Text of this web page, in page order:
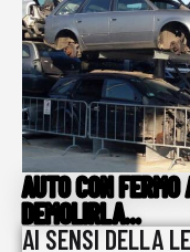
AUTO CON
DEMOLIRLA...
AI SENSI DELLA